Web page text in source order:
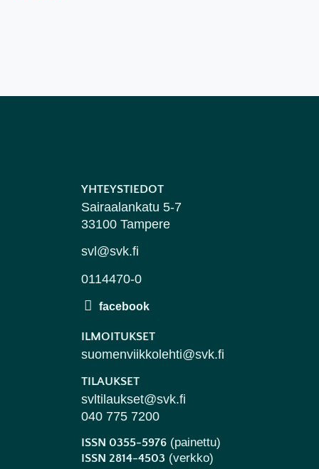
YHTEYSTIEDOT
Sairaalankatu 5-7
33100 Tampere
svl@svk.fi
0114470-0
ILMOITUKSET
suomenviikkolehti@svk.fi
TILAUKSET
svltilaukset@svk.fi
040 775 7200
ISSN 0355-5976 (painettu)
ISSN 2814-4503 (verkko)